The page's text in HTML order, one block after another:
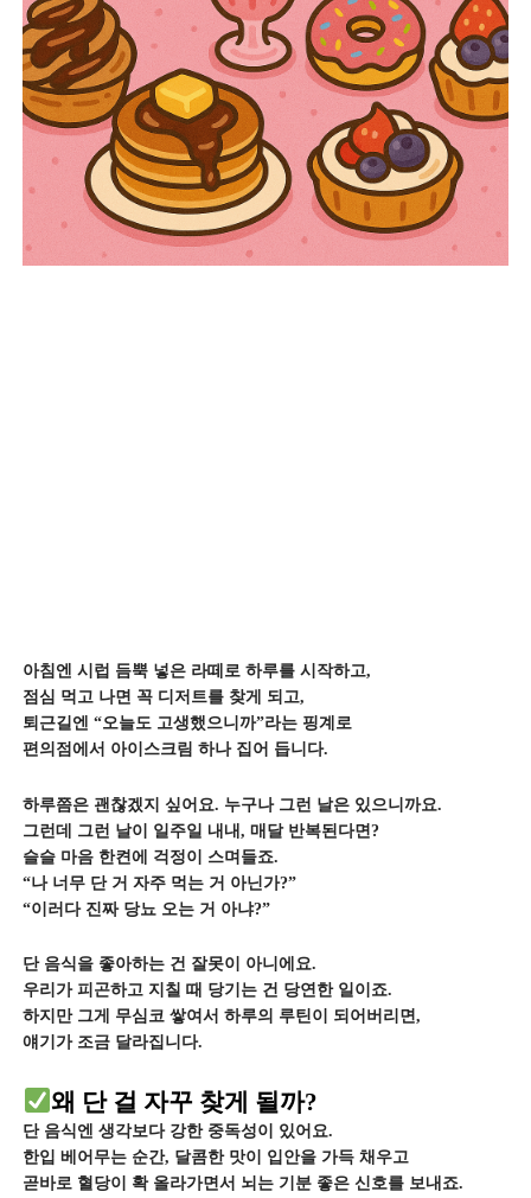
아침엔 시럽 듬뿍 넣은 라떼로 하루를 시작하고,
점심 먹고 나면 꼭 디저트를 찾게 되고,
퇴근길엔 “오늘도 고생했으니까”라는 핑계로
편의점에서 아이스크림 하나 집어 듭니다.
하루쯤은 괜찮겠지 싶어요. 누구나 그런 날은 있으니까요.
그런데 그런 날이 일주일 내내, 매달 반복된다면?
슬슬 마음 한켠에 걱정이 스며들죠.
“나 너무 단 거 자주 먹는 거 아닌가?”
“이러다 진짜 당뇨 오는 거 아냐?”
단 음식을 좋아하는 건 잘못이 아니에요.
우리가 피곤하고 지칠 때 당기는 건 당연한 일이죠.
하지만 그게 무심코 쌓여서 하루의 루틴이 되어버리면,
얘기가 조금 달라집니다.
왜 단 걸 자꾸 찾게 될까?
단 음식엔 생각보다 강한 중독성이 있어요.
한입 베어무는 순간, 달콤한 맛이 입안을 가득 채우고
곧바로 혈당이 확 올라가면서 뇌는 기분 좋은 신호를 보내죠.